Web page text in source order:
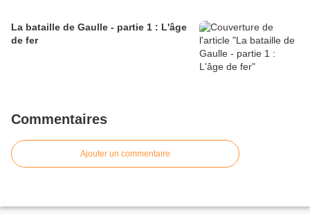
La bataille de Gaulle - partie 1 : L'âge
de fer
Commentaires
Ajouter un commentaire